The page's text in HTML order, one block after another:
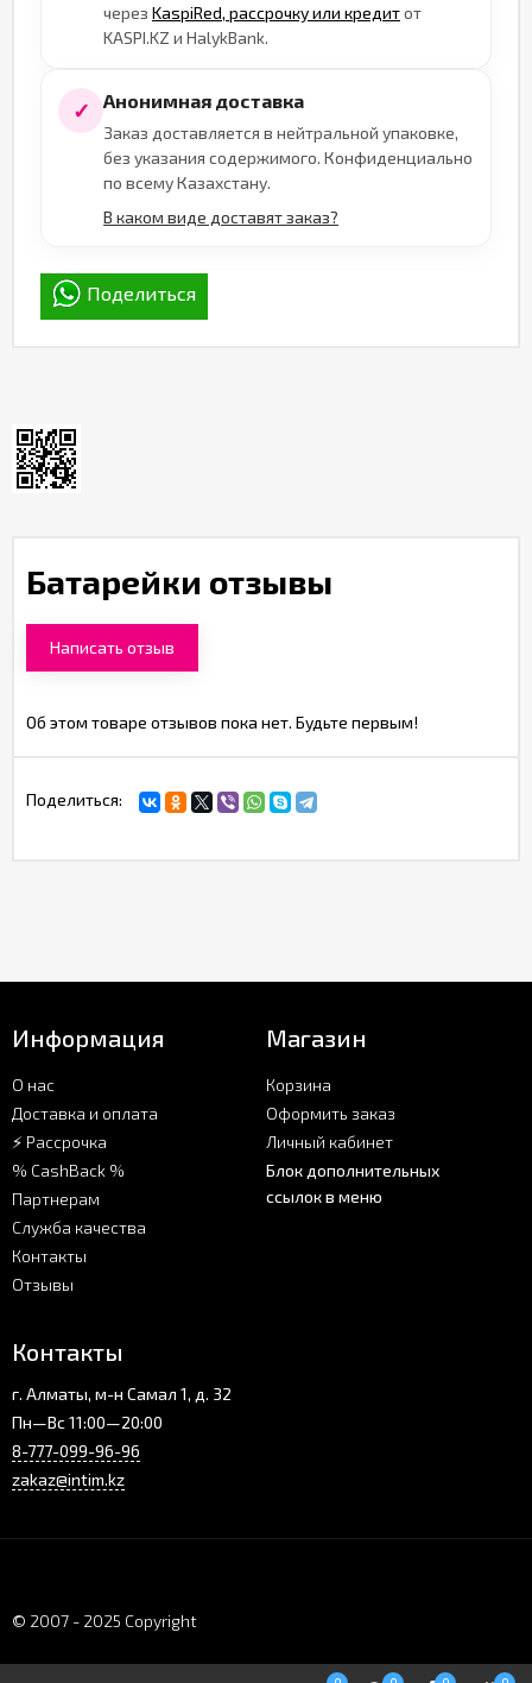
через KaspiRed, рассрочку или кредитот
KASPI.KZ и HalykBank.
✓ Анонимная доставка
Заказ доставляется в нейтральной упаковке,
без указания содержимого. Конфиденциально
по всему Казахстану.
В каком виде доставят заказ?
Поделиться
Батарейки отзывы
Написать отзыв
Об этом товаре отзывов пока нет. Будьте первым!
Поделиться:
Информация
О нас
Доставка и оплата
⚡ Рассрочка
% CashBack %
Партнерам
Служба качества
Контакты
Отзывы
Магазин
Корзина
Оформить заказ
Личный кабинет
Блок дополнительных
ссылок в меню
Контакты
г. Алматы, м-н Самал 1, д. 32
Пн—Вс 11:00—20:00
8-777-099-96-96
zakaz@intim.kz
© 2007 - 2025 Copyright